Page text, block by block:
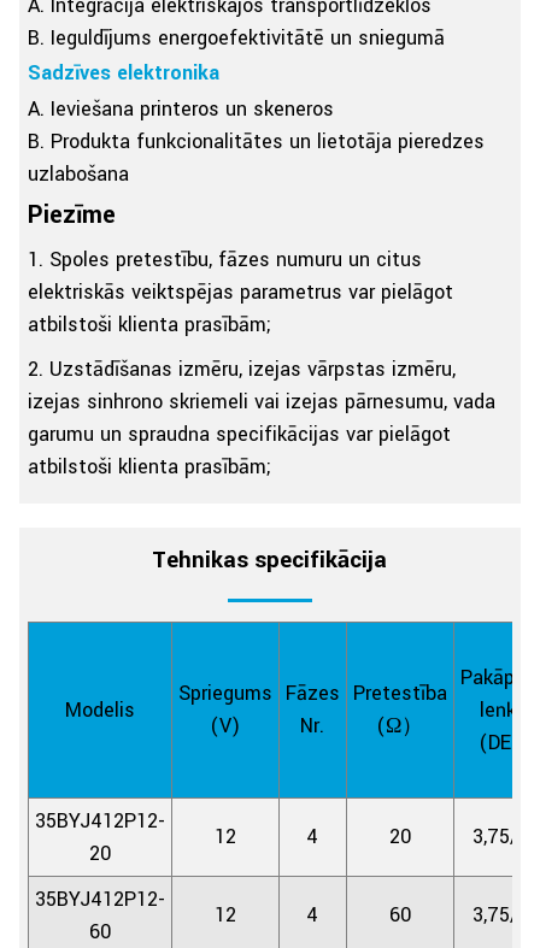
B. Ieguldījums energoefektivitātē un sniegumā
Sadzīves elektronika
A. Ieviešana printeros un skeneros
B. Produkta funkcionalitātes un lietotāja pieredzes
uzlabošana
Piezīme
1. Spoles pretestību, fāzes numuru un citus
elektriskās veiktspējas parametrus var pielāgot
atbilstoši klienta prasībām;
2. Uzstādīšanas izmēru, izejas vārpstas izmēru,
izejas sinhrono skriemeli vai izejas pārnesumu, vada
garumu un spraudņa specifikācijas var pielāgot
atbilstoši klienta prasībām;
Tehnikas specifikācija
Modelis
Spriegums
(V)
Fāzes
Nr.
Pretestība
(Ω）
leņķis
(DEG)
35BYJ412P12-
20
12 4 20 3,75/12
35BYJ412P12-
60
12 4 60 3,75/12